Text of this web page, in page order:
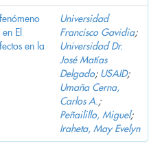
El
en la
Universidad
Francisco Gavidia;
Universidad Dr.
José Matías
Delgado; USAID;
Umaña Cerna,
Carlos A.;
Peñailillo, Miguel;
Iraheta, May Evelyn